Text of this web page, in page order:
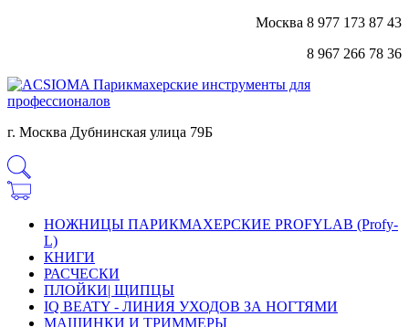
Москва 8 977 173 87 43
8 967 266 78 36
г. Москва Дубнинская улица 79Б
НОЖНИЦЫ ПАРИКМАХЕРСКИЕ PROFYLAB (Profy-
L)
КНИГИ
РАСЧЕСКИ
ПЛОЙКИ| ЩИПЦЫ
IQ BEATY - ЛИНИЯ УХОДОВ ЗА НОГТЯМИ
МАШИНКИ И ТРИММЕРЫ